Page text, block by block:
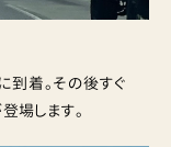
到着。その後すぐ
場します。